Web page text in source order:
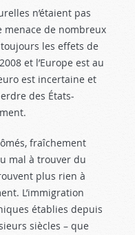
n’étaient pas
menace de nombreux
les effets de
et l’Europe est au
est incertaine et
des États-
fraîchement
mal à trouver du
plus rien à
L’immigration
établies depuis
siècles – que